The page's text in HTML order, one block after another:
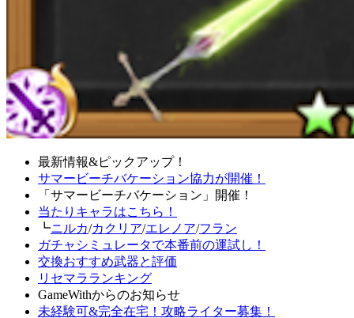
最新情報&ピックアップ！
サマービーチバケーション協力が開催！
「サマービーチバケーション」開催！
当たりキャラはこちら！
┗ニルカ/カクリア/エレノア/フラン
ガチャシミュレータで本番前の運試し！
交換おすすめ武器と評価
リセマラランキング
GameWithからのお知らせ
未経験可&完全在宅！攻略ライター募集！